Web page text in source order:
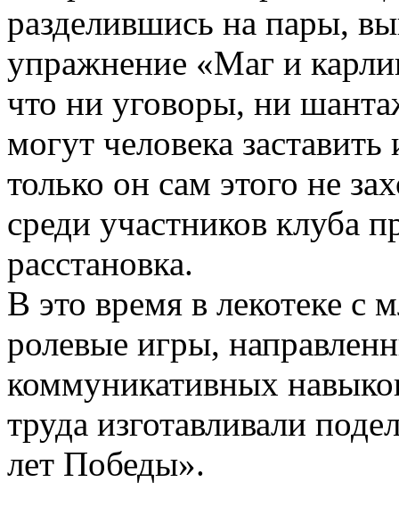
разделившись на пары,
упражнение «Маг и
что ни уговоры, ни
могут человека
только он сам этого не
среди участников клуба
расстановка.
В это время в лекотеке
ролевые игры,
коммуникативных
труда изготавливали
лет Победы».